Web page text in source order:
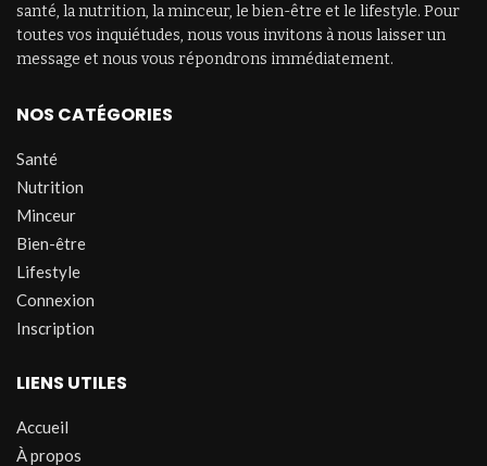
santé, la nutrition, la minceur, le bien-être et le lifestyle. Pour
toutes vos inquiétudes, nous vous invitons à nous laisser un
message et nous vous répondrons immédiatement.
NOS CATÉGORIES
Santé
Nutrition
Minceur
Bien-être
Lifestyle
Connexion
Inscription
LIENS UTILES
Accueil
À propos